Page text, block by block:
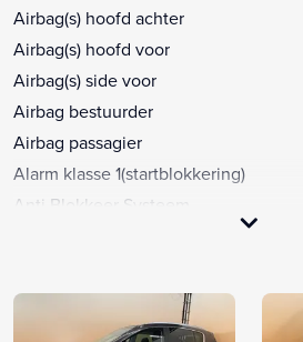
Airbag(s) hoofd achter
Airbag(s) hoofd voor
Airbag(s) side voor
Airbag bestuurder
Airbag passagier
Alarm klasse 1(startblokkering)
Anti Blokkeer Systeem
Binnenspiegel automatisch dimmend
Bluetooth